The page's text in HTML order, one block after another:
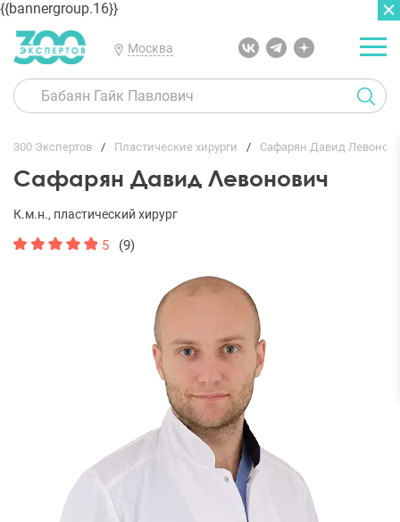
{{bannergroup.16}}
Москва
300 Экспертов Пластические хирурги Сафарян Давид
Сафарян Давид Левонович
К.м.н., пластический хирург
5 (9)
ГЛАВНАЯ ОТЗЫВЫ